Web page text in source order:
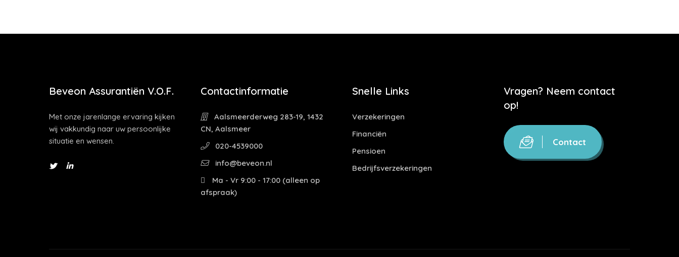
Beveon Assurantiën V.O.F.
Met onze jarenlange ervaring kijken
wij vakkundig naar uw persoonlijke
situatie en wensen.
Contactinformatie
Aalsmeerderweg 283-19, 1432
CN, Aalsmeer
020-4539000
info@beveon.nl
Ma - Vr 9:00 - 17:00 (alleen op
afspraak)
Snelle Links
Verzekeringen
Financiën
Pensioen
Bedrijfsverzekeringen
Vragen? Neem contact
op!
Contact